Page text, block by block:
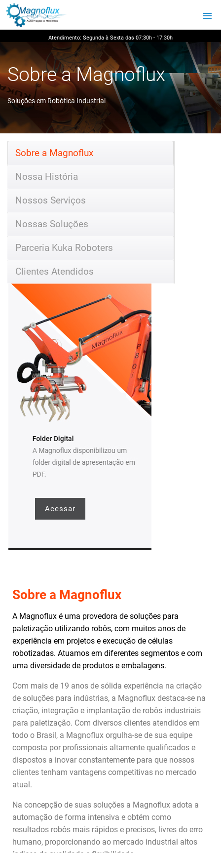
Atendimento: Segunda à Sexta das 07:30h - 17:30h
Sobre a Magnoflux
Soluções em Robótica Industrial
Sobre a Magnoflux
Sobre a Magnoflux
Acessar
A Magnoflux é uma provedora de soluções para
paletização utilizando robôs, com muitos anos de
experiência em projetos e execução de células
robotizadas. Atuamos em diferentes segmentos e com
uma diversidade de produtos e embalagens.
de soluções para indústrias, a Magnoflux destaca-se na
criação, integração e implantação de robôs industriais
para paletização. Com diversos clientes atendidos em
todo o Brasil, a Magnoflux orgulha-se de sua equipe
composta por profissionais altamente qualificados e
dispostos a inovar constantemente para que nossos
clientes tenham vantagens competitivas no mercado
atual.
automação de forma intensiva e obtém como
resultados robôs mais rápidos e precisos, livres do erro
humano, proporcionando ao mercado industrial altos
índices de qualidade e flexibilidade.